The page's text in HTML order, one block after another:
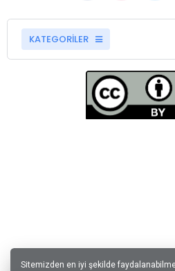
KATEGORİLER
Sitemizden en iyi şekilde